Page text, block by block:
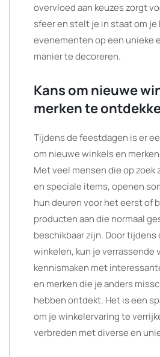
overvloed aan keuzes zorgt
sfeer en stelt je in staat om je
evenementen op een unieke
manier te decoreren.
Kans om nieuwe
merken te
Tijdens de feestdagen is er
om nieuwe winkels en
Met veel mensen die op zoek
en speciale items, openen
hun deuren voor het eerst of
producten aan die normaal
beschikbaar zijn. Door
winkelen, kun je verrassende
kennismaken met
en merken die je anders
hebben ontdekt. Het is een
om je winkelervaring te
verbreden met diverse en